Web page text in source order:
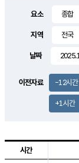
요소
지역
날짜
이전자료 -12시간
+1시간
시간